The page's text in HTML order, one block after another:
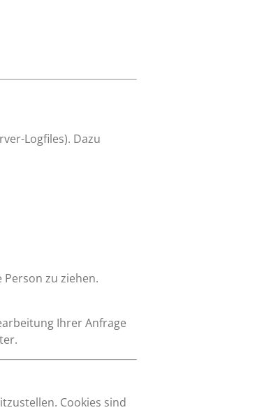
Logfiles). Dazu
zu ziehen.
Ihrer Anfrage
Cookies sind